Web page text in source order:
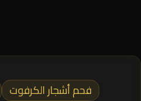
فحم أشجار الكرفوت